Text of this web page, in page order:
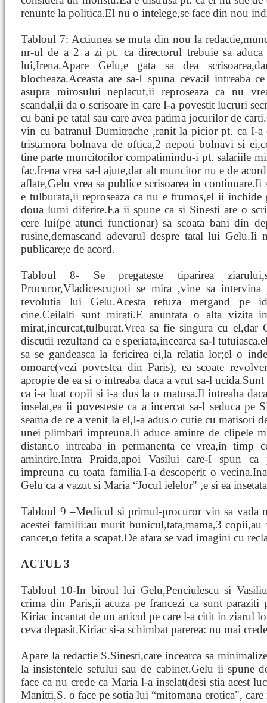
renunte la politica.El nu o intelege,se face din nou
Tabloul 7: Actiunea se muta din nou la
nr-ul de a 2 a zi pt. ca directorul trebuie sa aduca
lui,Irena.Apare Gelu,e gata sa dea
blocheaza.Aceasta are sa-I spuna ceva:il intreaba
asupra mirosului neplacut,ii reproseaza ca nu
scandal,ii da o scrisoare in care I-a povestit lucruri
cu bani pe tatal sau care avea patima jocurilor de
vin cu batranul Dumitrache ,ranit la picior pt. ca I-a
trista:nora bolnava de oftica,2 nepoti bolnavi si
tine parte muncitorilor compatimindu-i pt. salariile
fac.Irena vrea sa-l ajute,dar alt muncitor nu e de
aflate,Gelu vrea sa publice scrisoarea in continuare.Ii
e tulburata,ii reproseaza ca nu e frumos,el ii
doua lumi diferite.Ea ii spune ca si Sinesti are o
cere lui(pe atunci functionar) sa scoata bani din
rusine,demascand adevarul despre tatal lui
publicare;e de acord.
Tabloul 8- Se pregateste tiparirea
Procuror,Vladicescu;toti se mira ,vine sa
revolutia lui Gelu.Acesta refuza mergand pe
cine.Ceilalti sunt mirati.E anuntata o alta vizita
mirat,incurcat,tulburat.Vrea sa fie singura cu el,dar
discutii rezultand ca e speriata,incearca sa-l
sa se gandeasca la fericirea ei,la relatia lor;el o
omoare(vezi povestea din Paris), ea scoate
apropie de ea si o intreaba daca a vrut sa-l
ca i-a luat copii si i-a dus la o matusa.Il intreaba
inselat,ea ii povesteste ca a incercat sa-l seduca pe
seama de ce a venit la el,I-a adus o cutie cu matisori
unei plimbari impreuna.Ii aduce aminte de clipele
distant,o intreaba in permanenta ce vrea,in timp
amintire.Intra Praida,apoi Vasilui care-I spun
impreuna cu toata familia.I-a descoperit o
Gelu ca a vazut si Maria “Jocul ielelor" ,e si ea
Tabloul 9 –Medicul si primul-procuror vin sa vada
acestei familii:au murit bunicul,tata,mama,3
cancer,o fetita a scapat.De afara se vad imagini cu
ACTUL 3
Tabloul 10-In biroul lui Gelu,Penciulescu si
crima din Paris,ii acuza pe francezi ca sunt
Kiriac incantat de un articol pe care l-a citit in ziarul
ceva depasit.Kiriac si-a schimbat parerea: nu mai
Apare la redactie S.Sinesti,care incearca sa
la insistentele sefului sau de cabinet.Gelu ii spune
face ca nu crede ca Maria l-a inselat(desi stia acest
Manitti,S. o face pe sotia lui “mitomana erotica",